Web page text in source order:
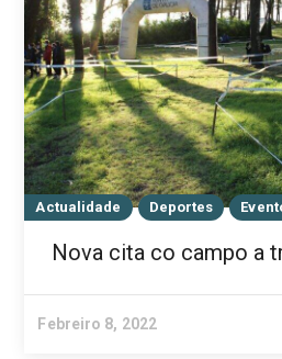
Actualidade Deportes
Nova cita co campo a
Febreiro 8, 2022